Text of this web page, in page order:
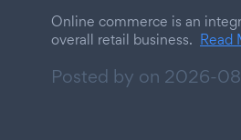
Online commerce is an
overall retail business. Read
Posted by on 2026-